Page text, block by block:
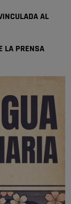
AL
LA PRENSA